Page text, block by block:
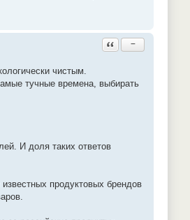
Ответить с цитатой
−
чистым.
тучные времена, выбирать
И доля таких ответов
продуктовых брендов